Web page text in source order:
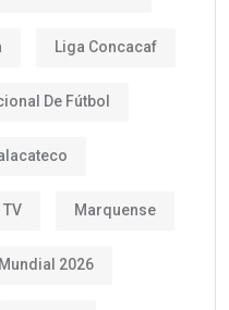
Liga Concacaf
De Fútbol
Marquense
Mundial 2026